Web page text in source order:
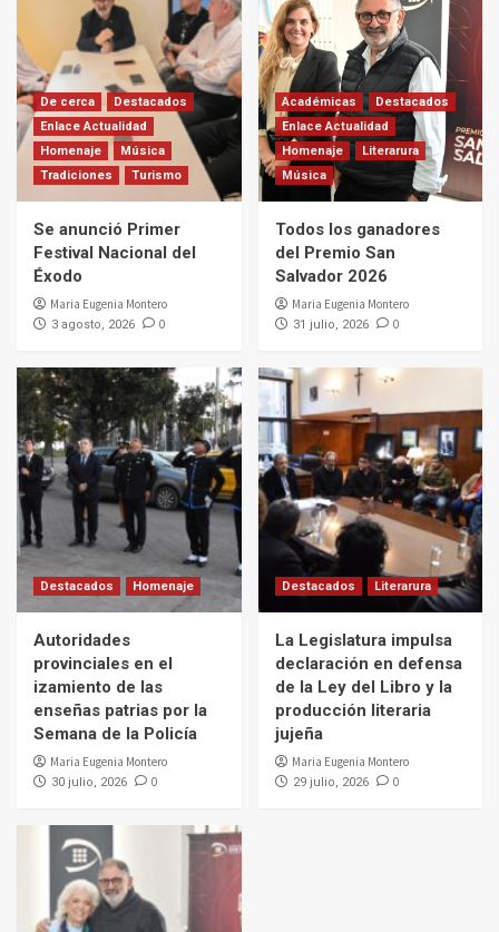
De cerca
Destacados
Enlace Actualidad
Homenaje
Música
Tradiciones
Turismo
Se anunció Primer
Festival Nacional del
Éxodo
Maria Eugenia Montero
3 agosto, 2026 0
Académicas
Destacados
Enlace Actualidad
Homenaje
Literarura
Música
Todos los ganadores
del Premio San
Salvador 2026
Maria Eugenia Montero
31 julio, 2026 0
Destacados Homenaje
Autoridades
provinciales en el
izamiento de las
enseñas patrias por la
Semana de la Policía
Maria Eugenia Montero
30 julio, 2026 0
Destacados Literarura
La Legislatura impulsa
declaración en defensa
de la Ley del Libro y la
producción literaria
jujeña
Maria Eugenia Montero
29 julio, 2026 0